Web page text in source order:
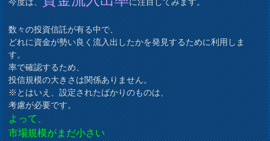
数々の投資信託が有る中で、
どれに資金が勢い良く流入出したかを発見するために利用しま
す。
率で確認するため、
投信規模の大きさは関係ありません。
※とはいえ、設定されたばかりのものは、
考慮が必要です。
よって、
市場規模がまだ小さい